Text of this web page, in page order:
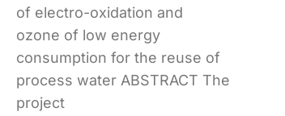
of electro-oxidation and
ozone of low energy
consumption for the reuse of
process water ABSTRACT The
project